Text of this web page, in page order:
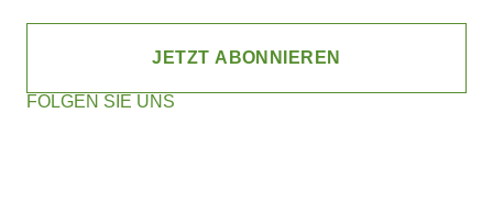
JETZT ABONNIEREN
FOLGEN SIE UNS